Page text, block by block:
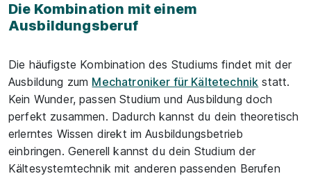
Die Kombination mit einem
Ausbildungsberuf
Die häufigste Kombination des Studiums findet mit der
Ausbildung zum Mechatroniker für Kältetechnik statt.
Kein Wunder, passen Studium und Ausbildung doch
perfekt zusammen. Dadurch kannst du dein theoretisch
erlerntes Wissen direkt im Ausbildungsbetrieb
einbringen. Generell kannst du dein Studium der
Kältesystemtechnik mit anderen passenden Berufen